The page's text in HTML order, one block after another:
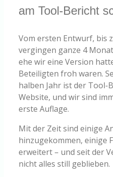
am Tool-Bericht
Vom ersten Entwurf, bis
vergingen ganze 4
ehe wir eine Version
Beteiligten froh waren.
halben Jahr ist der
Website, und wir sind
erste Auflage.
Mit der Zeit sind einige
hinzugekommen, einige
erweitert – und seit der
nicht alles still geblieben.